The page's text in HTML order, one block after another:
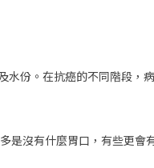
份。在抗癌的不同階段，
沒有什麼胃口，有些更